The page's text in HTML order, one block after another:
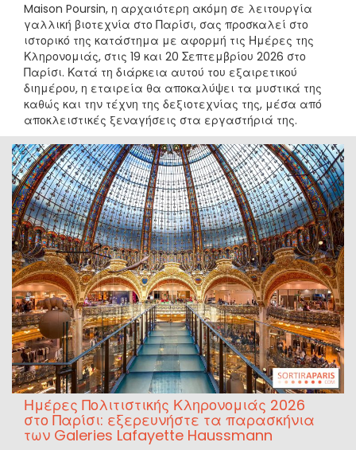
Maison Poursin, η αρχαιότερη ακόμη σε λειτουργία
γαλλική βιοτεχνία στο Παρίσι, σας προσκαλεί στο
ιστορικό της κατάστημα με αφορμή τις Ημέρες της
Κληρονομιάς, στις 19 και 20 Σεπτεμβρίου 2026 στο
Παρίσι. Κατά τη διάρκεια αυτού του εξαιρετικού
διημέρου, η εταιρεία θα αποκαλύψει τα μυστικά της
καθώς και την τέχνη της δεξιοτεχνίας της, μέσα από
αποκλειστικές ξεναγήσεις στα εργαστήριά της.
Ημέρες Πολιτιστικής Κληρονομιάς 2026
στο Παρίσι: εξερευνήστε τα παρασκήνια
των Galeries Lafayette Haussmann